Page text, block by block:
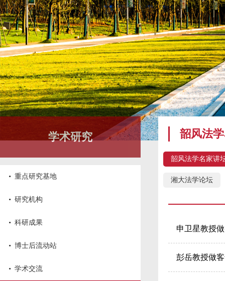
学术研究
· 重点研究基地
· 研究机构
· 科研成果
· 博士后流动站
· 学术交流
韶风法
韶风法学名家讲
湘大法学论坛
申卫星教授
彭岳教授做